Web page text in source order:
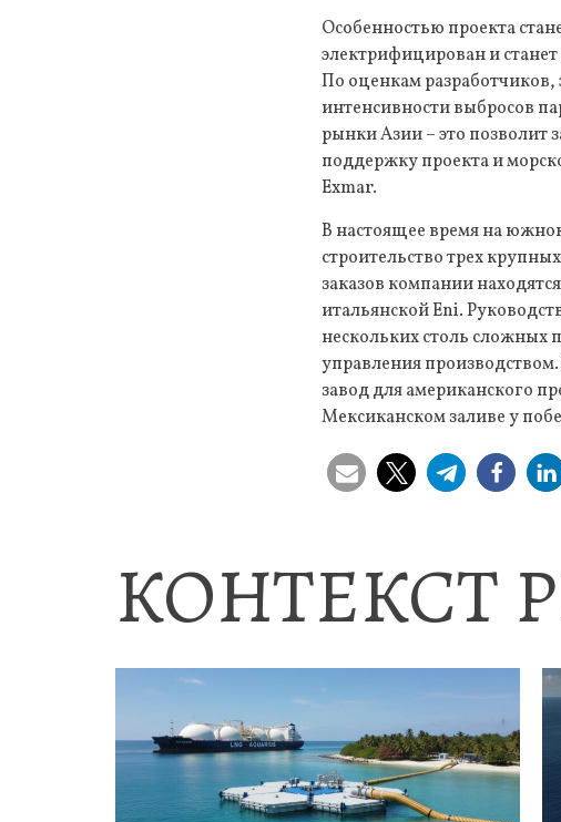
Особенностью проекта
электрифицирован и
По оценкам разработчиков,
интенсивности выбросов
рынки Азии – это позволит
поддержку проекта и
Exmar.
В настоящее время на
строительство трех
заказов компании
итальянской Eni.
нескольких столь сложных
управления
завод для американского
Мексиканском заливе у
КОНТЕКСТ